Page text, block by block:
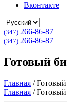
Вконтакте
(347) 266-86-87
(347) 266-86-87
Готовый
Главная /Готовый
Главная /Готовый